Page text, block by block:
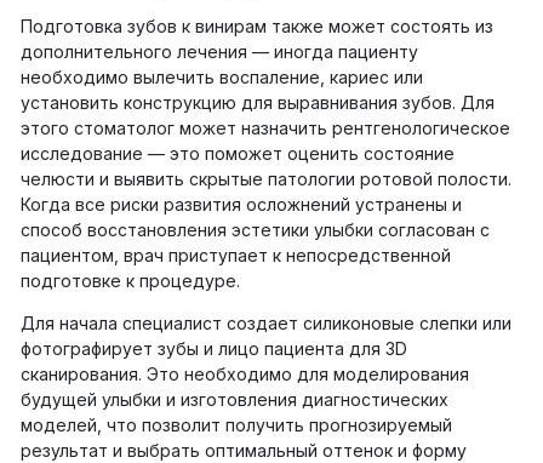
Подготовка зубов к винирам также может состоять из
дополнительного лечения — иногда пациенту
необходимо вылечить воспаление, кариес или
установить конструкцию для выравнивания зубов. Для
этого стоматолог может назначить рентгенологическое
исследование — это поможет оценить состояние
челюсти и выявить скрытые патологии ротовой полости.
Когда все риски развития осложнений устранены и
способ восстановления эстетики улыбки согласован с
пациентом, врач приступает к непосредственной
подготовке к процедуре.
Для начала специалист создает силиконовые слепки или
фотографирует зубы и лицо пациента для 3D
сканирования. Это необходимо для моделирования
будущей улыбки и изготовления диагностических
моделей, что позволит получить прогнозируемый
результат и выбрать оптимальный оттенок и форму